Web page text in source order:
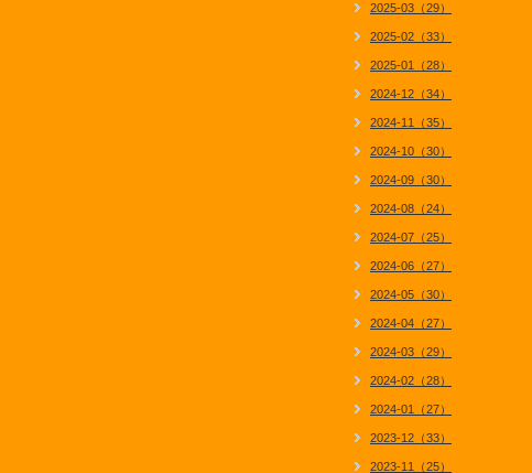
2025-03（29）
2025-02（33）
2025-01（28）
2024-12（34）
2024-11（35）
2024-10（30）
2024-09（30）
2024-08（24）
2024-07（25）
2024-06（27）
2024-05（30）
2024-04（27）
2024-03（29）
2024-02（28）
2024-01（27）
2023-12（33）
2023-11（25）